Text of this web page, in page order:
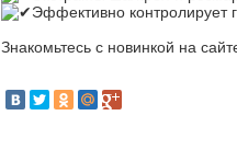
Эффективно контролирует
Знакомьтесь с новинкой на